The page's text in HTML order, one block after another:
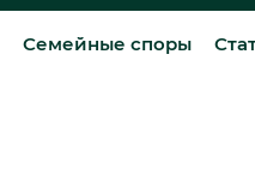
Семейные споры